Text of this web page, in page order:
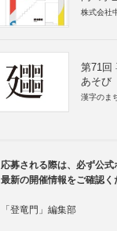
株式会社
第71回
あそび
漢字のま
応募される際は、必ず公式
最新の開催情報をご確認く
「登竜門」編集部